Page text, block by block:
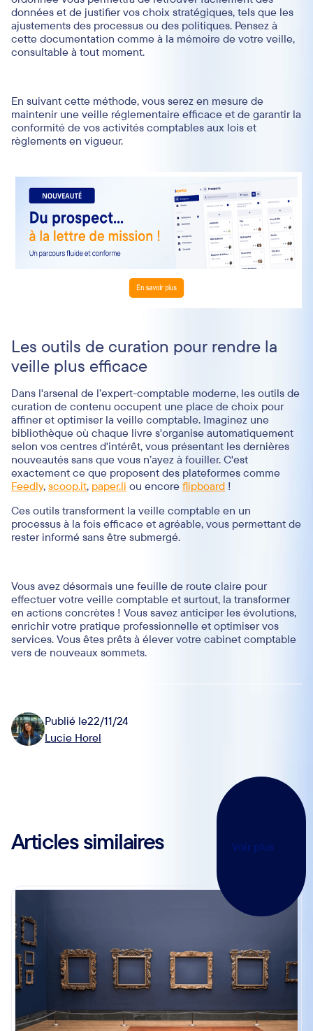
données et de justifier vos choix stratégiques, tels que les
ajustements des processus ou des politiques. Pensez à
cette documentation comme à la mémoire de votre veille,
consultable à tout moment.
En suivant cette méthode, vous serez en mesure de
maintenir une veille réglementaire efficace et de garantir la
conformité de vos activités comptables aux lois et
règlements en vigueur.
Les outils de curation pour rendre la
veille plus efficace
Dans l'arsenal de l’expert-comptable moderne, les outils de
curation de contenu occupent une place de choix pour
affiner et optimiser la veille comptable. Imaginez une
bibliothèque où chaque livre s'organise automatiquement
selon vos centres d'intérêt, vous présentant les dernières
nouveautés sans que vous n’ayez à fouiller. C'est
exactement ce que proposent des plateformes comme
Feedly, scoop.it, paper.li ou encore flipboard !
Ces outils transforment la veille comptable en un
processus à la fois efficace et agréable, vous permettant de
rester informé sans être submergé.
Vous avez désormais une feuille de route claire pour
effectuer votre veille comptable et surtout, la transformer
en actions concrètes ! Vous savez anticiper les évolutions,
enrichir votre pratique professionnelle et optimiser vos
services. Vous êtes prêts à élever votre cabinet comptable
vers de nouveaux sommets.
Publié le22/11/24
Lucie Horel
Articles similaires Voir plus